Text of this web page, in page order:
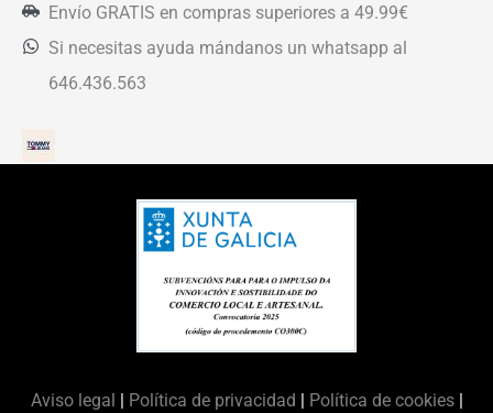
Envío GRATIS en compras superiores a 49.99€
Si necesitas ayuda mándanos un whatsapp al
646.436.563
Aviso legal Política de privacidad Política de cookies|